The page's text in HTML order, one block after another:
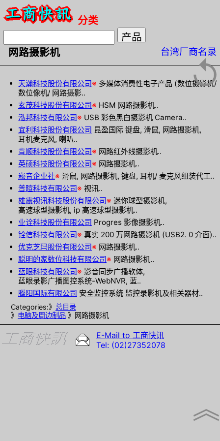
分类
网路摄影机 台湾厂商名录
天瀚科技股份有限公司※ 多媒体消费性电子产品 (数位摄影机/
数位像机/ 网路摄影..
玄茂科技股份有限公司※ HSM 网路摄影机..
泓邦科技有限公司※ USB 彩色黑白摄影机 Camera..
宜利科技股份有限公司 昆盈国际 键盘, 滑鼠, 网路摄影机,
耳机麦克风, 喇叭..
肯顺科技股份有限公司※ 网路红外线摄影机..
英硕科技股份有限公司※ 网路摄影机..
崧音企业社※ 滑鼠, 网路摄影机, 键盘, 耳机/ 麦克风组装代工..
普暄科技有限公司※ 视讯..
雄震视讯科技股份有限公司※ 迷你球型摄影机,
高速球型摄影机, ip 高速球型摄影机..
业诠科技股份有限公司 Progres 影像摄影机..
铨信科技有限公司※ 真实 200 万网路摄影机 (USB2. 0 介面)..
优克芝玛股份有限公司※ 网路摄影机..
聪明的家数位科技有限公司※ 网路摄影机..
蓝眼科技有限公司※ 影音同步广播软体,
蓝眼录影广播图控系统-WebNVR, 蓝..
腾阳国际有限公司 安全监控系统 监控录影机及相关器材..
Categories:》 总目录
》 电脑及周边制品 》网路摄影机
E-Mail to 工商快讯
Tel: (02)27352078
︽
↺